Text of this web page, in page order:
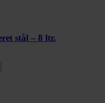
stål – 8 ltr.